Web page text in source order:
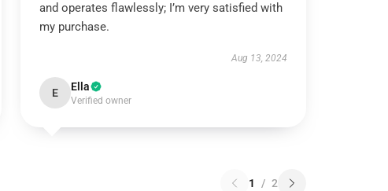
and operates flawlessly; I’m very satisfied with
my purchase.
Aug 13, 2024
E Ella
Verified owner
1 / 2